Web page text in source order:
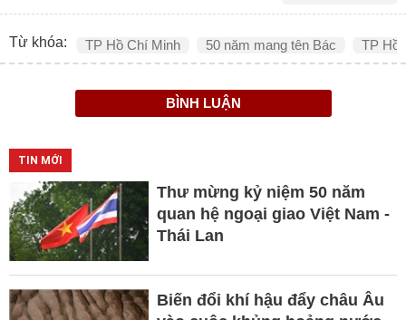
Từ khóa: TP Hồ Chí Minh 50 năm mang tên Bác TP Hồ
BÌNH LUẬN
TIN MỚI
Thư mừng kỷ niệm 50 năm
quan hệ ngoại giao Việt Nam -
Thái Lan
Biến đổi khí hậu đẩy châu Âu